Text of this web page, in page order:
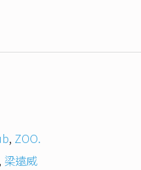
, ZOO.
, 梁遠威